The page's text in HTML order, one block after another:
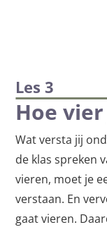
Les 3
Hoe
Wat versta jij
de klas spreken
vieren, moet je
verstaan. En
gaat vieren.